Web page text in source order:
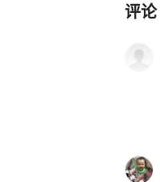
评论